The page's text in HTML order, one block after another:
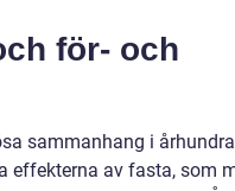
för- och
sammanhang i
effekterna av fasta, som